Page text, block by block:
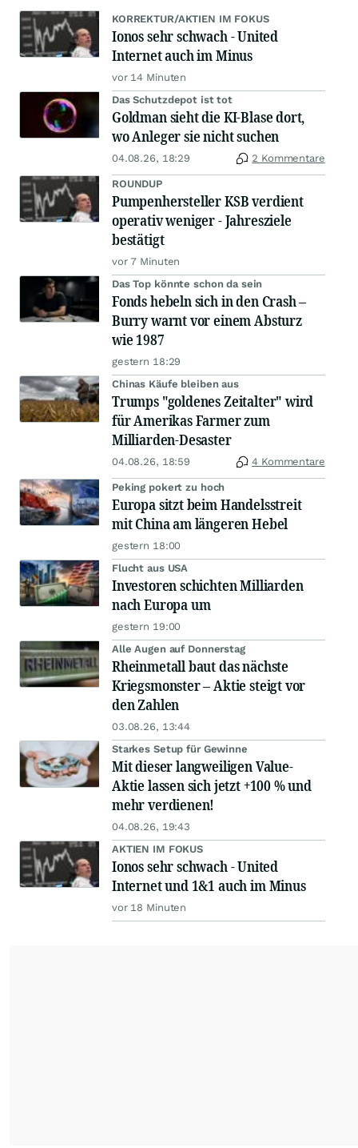
KORREKTUR/AKTIEN IM FOKUS
Ionos sehr schwach - United
Internet auch im Minus
vor 14 Minuten
Das Schutzdepot ist tot
Goldman sieht die KI-Blase dort,
wo Anleger sie nicht suchen
04.08.26, 18:29 2 Kommentare
ROUNDUP
Pumpenhersteller KSB verdient
operativ weniger - Jahresziele
bestätigt
vor 7 Minuten
Das Top könnte schon da sein
Fonds hebeln sich in den Crash –
Burry warnt vor einem Absturz
wie 1987
gestern 18:29
Chinas Käufe bleiben aus
Trumps "goldenes Zeitalter" wird
für Amerikas Farmer zum
Milliarden-Desaster
04.08.26, 18:59 4 Kommentare
Peking pokert zu hoch
Europa sitzt beim Handelsstreit
mit China am längeren Hebel
gestern 18:00
Flucht aus USA
Investoren schichten Milliarden
nach Europa um
gestern 19:00
Alle Augen auf Donnerstag
Rheinmetall baut das nächste
Kriegsmonster – Aktie steigt vor
den Zahlen
03.08.26, 13:44
Starkes Setup für Gewinne
Mit dieser langweiligen Value-
Aktie lassen sich jetzt +100 % und
mehr verdienen!
04.08.26, 19:43
AKTIEN IM FOKUS
Ionos sehr schwach - United
Internet und 1&1 auch im Minus
vor 18 Minuten